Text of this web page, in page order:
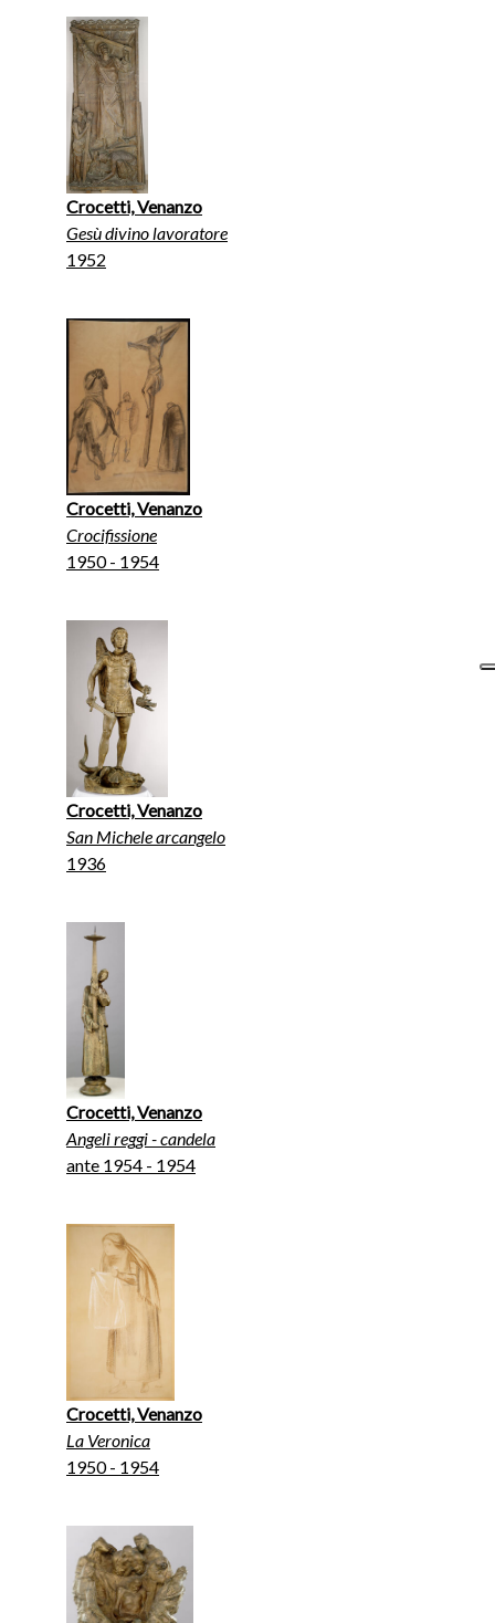
Crocetti, Venanzo
Gesù divino lavoratore
1952
Crocetti, Venanzo
Crocifissione
1950 - 1954
Crocetti, Venanzo
San Michele arcangelo
1936
Crocetti, Venanzo
Angeli reggi - candela
ante 1954 - 1954
Crocetti, Venanzo
La Veronica
1950 - 1954